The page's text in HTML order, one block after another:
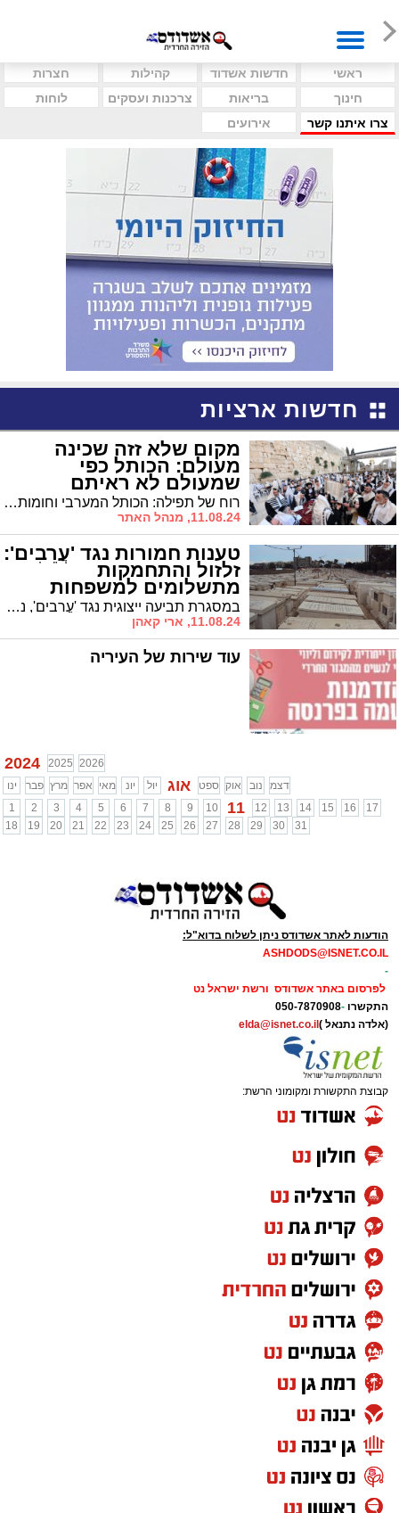
ראשי חדשות אשדוד קהילות
חצרות
חינוך
בריאות צרכנות ועסקים
לוחות
צרו איתנו קשר
אירועים
חדשות ארציות
מקום שלא זזה שכינה
מעולם: הכותל כפי
שמעולם לא ראיתם
רוח של תפילה: הכותל המערבי וחומות העיר העתיקה עם ניחוחות התפילות מעדשתו של הצלם שוקי לרר * גלריה לימים אלו של בין המצרים וערב תשעה באב משריד בית מקדשנו, הכותל המערבי * תיעוד ברוח התקופה
11.08.24, מנהל האתר
טענות חמורות נגד 'עֲרֵבִים':
זלזול והתחמקות
מתשלומים למשפחות
הנפטרים במסגרת תביעה ייצוגית נגד 'עֲרֵבִים', נטען שהעמותה לא משחררת כספים באמתלות שונות, שהמשפחות לא היו מודעות להן כשחתמו על הצטרפות לתוכנית - כך נחשף בתחקיר של העיתונאית החרדית מרב סבר ב'ישראל היום' • "ניגשתי ל'ערבים' כדי לקבל את הכסף שמגיע לנו", מספר יהודי שהתאלמן. "הם קיבלו ממני הרבה מאוד כסף לאורך השנים. נציג העמותה אמר לי בבוז 'מה פתאום שתקבלו? אתם אמורים לקבל מיליונים פיצויים מחברת הביטוח על המוות של אשתך'" • תגובת העמותה: הנטען שגוי ומטעה. "כאשר למשפחה ישנו מקור כלכלי או נכסים, הם אינם זכאים לקבל תגמול מהקופה"
11.08.24, ארי קאהן
עוד שירות של העיריה
2024 2025 2026
ינו
פבר מרץ אפר מאי יונ יול אוג ספט אוק נוב
דצמ
1
2 3 4 5 6 7 8 9 10 11 12 13 14 15 16
17
18
19 20 21 22 23 24 25 26 27 28 29 30 31
הודעות לאתר אשדודס ניתן לשלוח בדוא"ל:
ASHDODS@ISNET.CO.IL
-
לפרסום באתר אשדודס ורשת ישראל נט
התקשרו -
050-7870908
(אלדה נתנאל ) elda@isnet.co.il
קבוצת התקשורת ומקומוני הרשת: